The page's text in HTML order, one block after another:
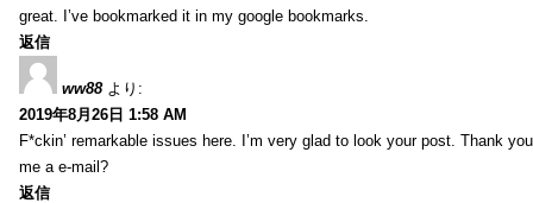
great. I’ve bookmarked it in my google bookmarks.
返信
ww88 より:
2019年8月26日 1:58 AM
F*ckin’ remarkable issues here. I’m very glad to look your post. Thank
me a e-mail?
返信